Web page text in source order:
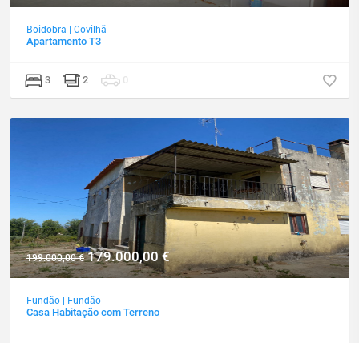
Boidobra | Covilhã
Apartamento T3
3 2 0
199.000,00€ 179.000,00 €
Fundão | Fundão
Casa Habitação com Terreno